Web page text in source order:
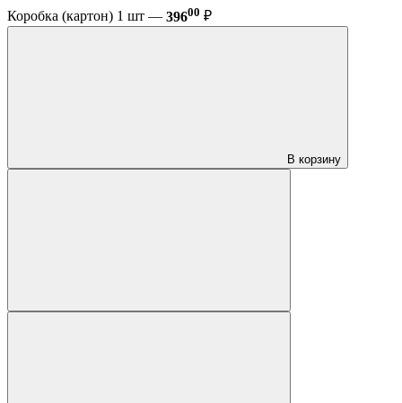
Коробка (картон) 1 шт — 39600 ₽
В корзину